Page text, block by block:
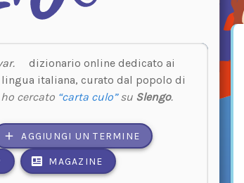
dizionario online dedicato ai
italiana, curato dal popolo di
cercato “carta culo”su Slengo.
AGGIUNGI UN TERMINE
MAGAZINE